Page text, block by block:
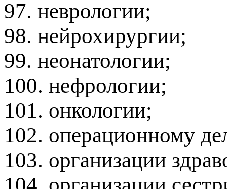
97. неврологии;
98. нейрохирургии;
99. неонатологии;
100. нефрологии;
101. онкологии;
102. операционному
103. организации